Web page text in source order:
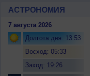
АСТРОНОМИЯ
7 августа 2026
Долгота дня: 13:53
Восход: 05:33
Заход: 19:26